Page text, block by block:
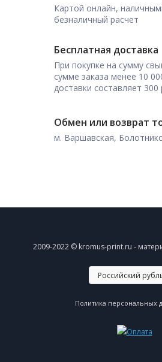
Картой онлайн,
безналичный расчет
Бесплатная доставка
При покупке на сумму
сумме заказа менее 10
доставки составляет 300
Обмен или возврат
м. Варшавская,
2009-2022 © kromus-print.ru -
Политика персональных